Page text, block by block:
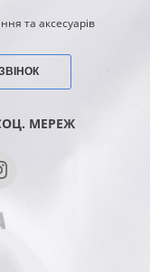
та аксесуарів
МЕРЕЖ